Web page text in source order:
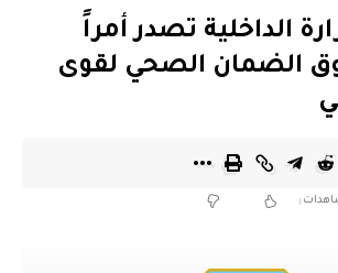
الداخلية تصدر أمراً
الضمان الصحي لقوى